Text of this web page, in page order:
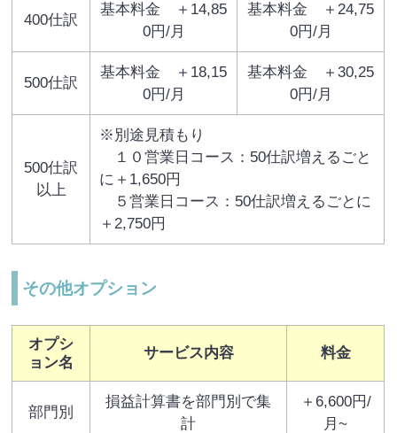
400仕訳
基本料金 ＋14,85
0円/月
基本料金 ＋24,75
0円/月
500仕訳
基本料金 ＋18,15
0円/月
基本料金 ＋30,25
0円/月
500仕訳
以上
※別途見積もり
１０営業日コース：50仕訳増えるごと
に＋1,650円
５営業日コース：50仕訳増えるごとに
＋2,750円
その他オプション
オプシ
ョン名
サービス内容 料金
部門別
損益計算書を部門別で集
計
＋6,600円/
月~